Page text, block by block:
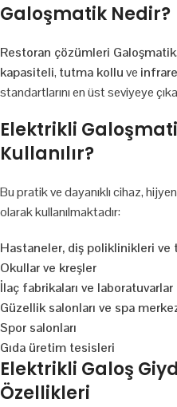
Galoşmatik Nedir?
Restoran çözümleri Galoşmatik,
kapasiteli, tutma kolluve
standartlarını en üst seviyeye
Elektrikli
Kullanılır?
Bu pratik ve dayanıklı cihaz,
olarak kullanılmaktadır:
Hastaneler, diş poliklinikleri ve
Okullar ve kreşler
İlaç fabrikaları ve laboratuvarlar
Güzellik salonları ve spa
Spor salonları
Gıda üretim tesisleri
Elektrikli Galoş
Özellikleri